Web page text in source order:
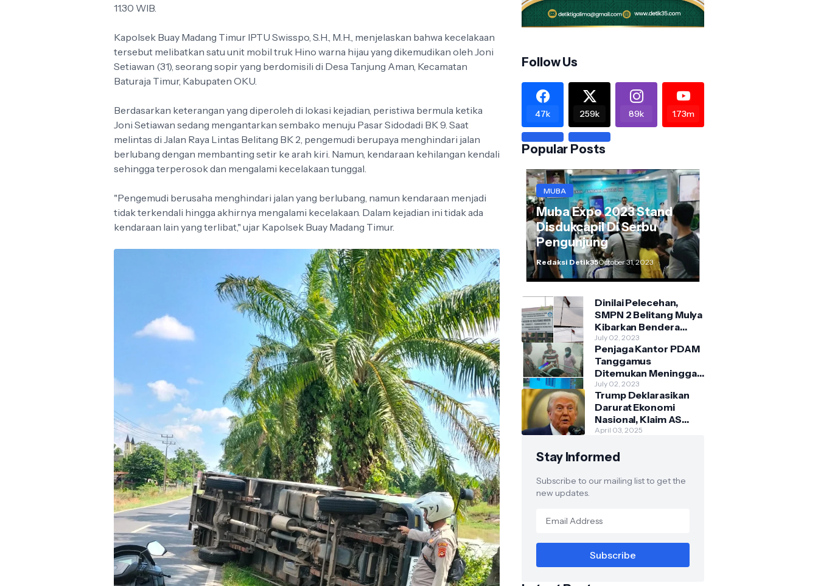
11.30 WIB.
Kapolsek Buay Madang Timur IPTU Swisspo, S.H., M.H., menjelaskan bahwa kecelakaan
tersebut melibatkan satu unit mobil truk Hino warna hijau yang dikemudikan oleh Joni
Setiawan (31), seorang sopir yang berdomisili di Desa Tanjung Aman, Kecamatan
Baturaja Timur, Kabupaten OKU.
Berdasarkan keterangan yang diperoleh di lokasi kejadian, peristiwa bermula ketika
Joni Setiawan sedang mengantarkan sembako menuju Pasar Sidodadi BK 9. Saat
melintas di Jalan Raya Lintas Belitang BK 2, pengemudi berupaya menghindari jalan
berlubang dengan membanting setir ke arah kiri. Namun, kendaraan kehilangan kendali
sehingga terperosok dan mengalami kecelakaan tunggal.
"Pengemudi berusaha menghindari jalan yang berlubang, namun kendaraan menjadi
tidak terkendali hingga akhirnya mengalami kecelakaan. Dalam kejadian ini tidak ada
kendaraan lain yang terlibat," ujar Kapolsek Buay Madang Timur.
Follow Us
47k 259k 89k 1.73m
Popular Posts
MUBA
Muba Expo 2023 Stand
Disdukcapil Di Serbu
Pengunjung
Redaksi Detik35October 31, 2023
Dinilai Pelecehan,
SMPN 2 Belitang Mulya
Kibarkan Bendera
Usang dan Sobek
July 02, 2023
Penjaga Kantor PDAM
Tanggamus
Ditemukan Meninggal
di Belakang Kantornya.
July 02, 2023
Trump Deklarasikan
Darurat Ekonomi
Nasional, Klaim AS
Terus Diperlakukan
Asing"
April 03, 2025
Stay Informed
Subscribe to our mailing list to get the
new updates.